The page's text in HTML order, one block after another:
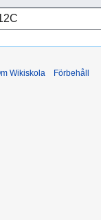
Wikiskola Förbehåll